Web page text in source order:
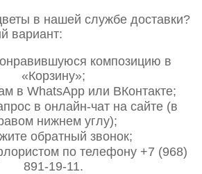
в нашей службе доставки?
вариант:
композицию в
«Корзину»;
в WhatsApp или ВКонтакте;
в онлайн-чат на сайте (в
нижнем углу);
обратный звонок;
по телефону +7 (968)
891-19-11.